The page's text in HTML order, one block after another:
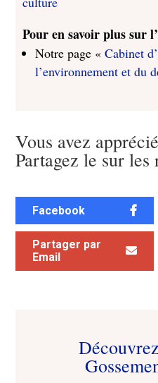
Pour en savoir plus sur
Notre page «Cabinet
l’environnement et du
Vous avez
Partagez le sur les
Facebook
Partager par
Email